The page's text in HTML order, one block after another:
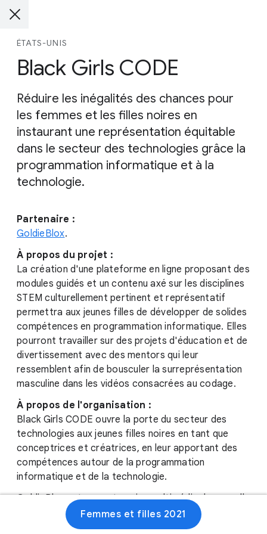
ÉTATS-UNIS
Black Girls CODE
Réduire les inégalités des chances pour
les femmes et les filles noires en
instaurant une représentation équitable
dans le secteur des technologies grâce la
programmation informatique et à la
technologie.
Partenaire :
GoldieBlox.
À propos du projet :
La création d'une plateforme en ligne proposant des
modules guidés et un contenu axé sur les disciplines
STEM culturellement pertinent et représentatif
permettra aux jeunes filles de développer de solides
compétences en programmation informatique. Elles
pourront travailler sur des projets d'éducation et de
divertissement avec des mentors qui leur
ressemblent afin de bousculer la surreprésentation
masculine dans les vidéos consacrées au codage.
À propos de l'organisation :
Black Girls CODE ouvre la porte du secteur des
technologies aux jeunes filles noires en tant que
conceptrices et créatrices, en leur apportant des
compétences autour de la programmation
informatique et de la technologie.
GoldieBlox est une entreprise multimédia de nouvelle
génération pour les enfants et les familles qui
déconstruit les stéréotypes liés au genre en
Femmes et filles 2021